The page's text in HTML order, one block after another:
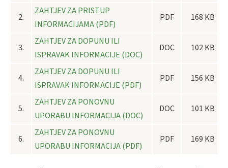
2.
ZAHTJEV ZA PRISTUP
INFORMACIJAMA (PDF)
PDF 168 KB
3.
ZAHTJEV ZA DOPUNU ILI
ISPRAVAK INFORMACIJE (DOC)
DOC 102 KB
4.
ZAHTJEV ZA DOPUNU ILI
ISPRAVAK INFORMACIJE (PDF)
PDF 156 KB
5.
ZAHTJEV ZA PONOVNU
UPORABU INFORMACIJA (DOC)
DOC 101 KB
6.
ZAHTJEV ZA PONOVNU
UPORABU INFORMACIJA (PDF)
PDF 169 KB